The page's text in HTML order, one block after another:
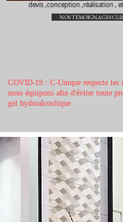
devis ,conception ,réalisation ,
NOS TÉMOIGNAGES
COVID-19 : C-Unique respecte les
nous équipons afin d'éviter toute
gel hydroalcoolique